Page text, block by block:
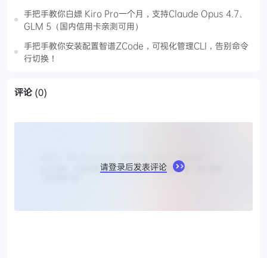
手把手教你白嫖 Kiro Pro一个月，支持Claude Opus 4.7、
GLM 5（国内信用卡亲测可用）
手把手教你安装配置智谱ZCode，可视化管理CLI，告别命令
行切换！
评论 (0)
请登录后发表评论